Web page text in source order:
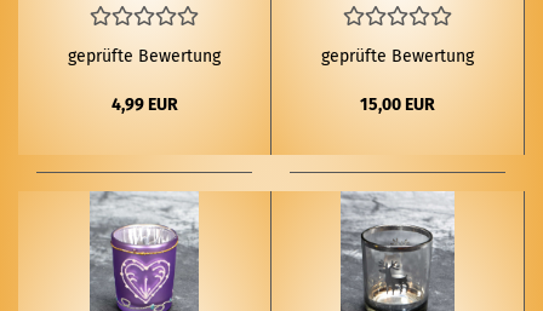
geprüfte Bewertung
4,99 EUR
geprüfte Bewertung
15,00 EUR